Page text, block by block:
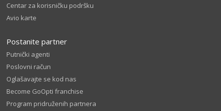
Centar za korisničku podršku
Avio karte
Postanite partner
Putnički agenti
Poslovni račun
Oglašavajte se kod nas
Become GoOpti franchise
Program pridruženih partnera